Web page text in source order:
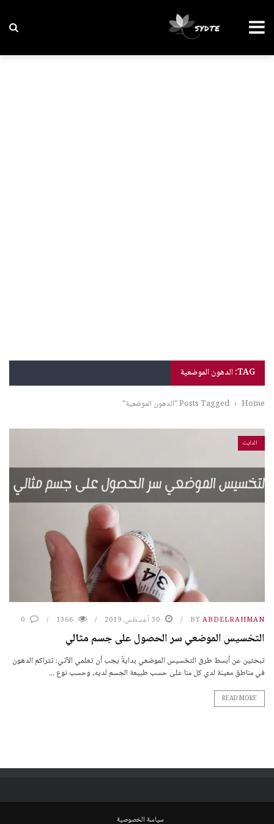
TAG: الدهون الموضعية
Home
› Posts Tagged "الدهون الموضعية"
الدايت
BY ABDELRAHMAN 30 أغسطس، 2019 1366
0
التخسيس الموضعي سر الحصول على جسم مثالي
تبحثين عن أبسط طرق التخسيس الموضعي بدايةً يجب أن تعلمي الآتي: تتراكم الدهون
في مناطق معينة لدي كل منا على حسب طبيعة الجسم لديه، وحسب نوع ...
READ MORE
سياسة الخصوصية